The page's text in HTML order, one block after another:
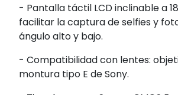
- Pantalla táctil LCD inclinable a
facilitar la captura de selfies y
ángulo alto y bajo.
- Compatibilidad con lentes:
montura tipo E de Sony.